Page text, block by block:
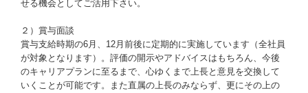
せる機会としてご活用下さい。
２）賞与面談
賞与支給時期の6月、12月前後に定期的に実施しています（全社員
が対象となります）。評価の開示やアドバイスはもちろん、今後
のキャリアプランに至るまで、心ゆくまで上長と意見を交換して
いくことが可能です。また直属の上長のみならず、更にその上の